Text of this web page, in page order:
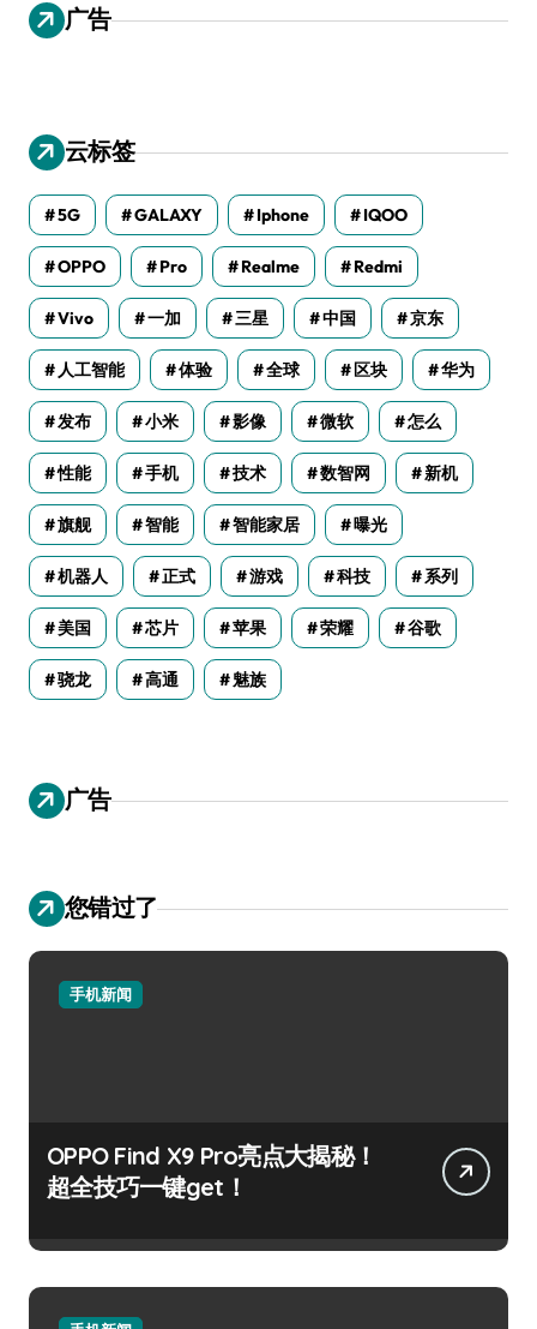
广告
云标签
5G GALAXY Iphone IQOO
OPPO Pro Realme Redmi
Vivo 一加 三星 中国 京东
人工智能 体验 全球 区块 华为
发布 小米 影像 微软 怎么
性能 手机 技术 数智网 新机
旗舰 智能 智能家居 曝光
机器人 正式 游戏 科技 系列
美国 芯片 苹果 荣耀 谷歌
骁龙 高通 魅族
广告
您错过了
手机新闻
OPPO Find X9 Pro亮点大揭秘！
超全技巧一键get！